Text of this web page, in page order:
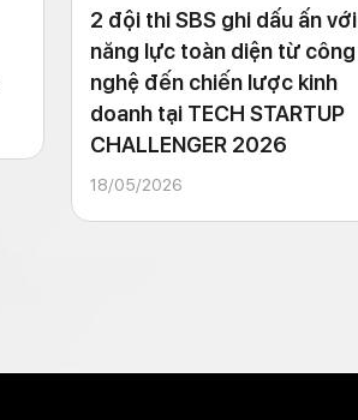
2 đội thi SBS ghi dấu ấn với
năng lực toàn diện từ công
nghệ đến chiến lược kinh
doanh tại TECH STARTUP
CHALLENGER 2026
18/05/2026